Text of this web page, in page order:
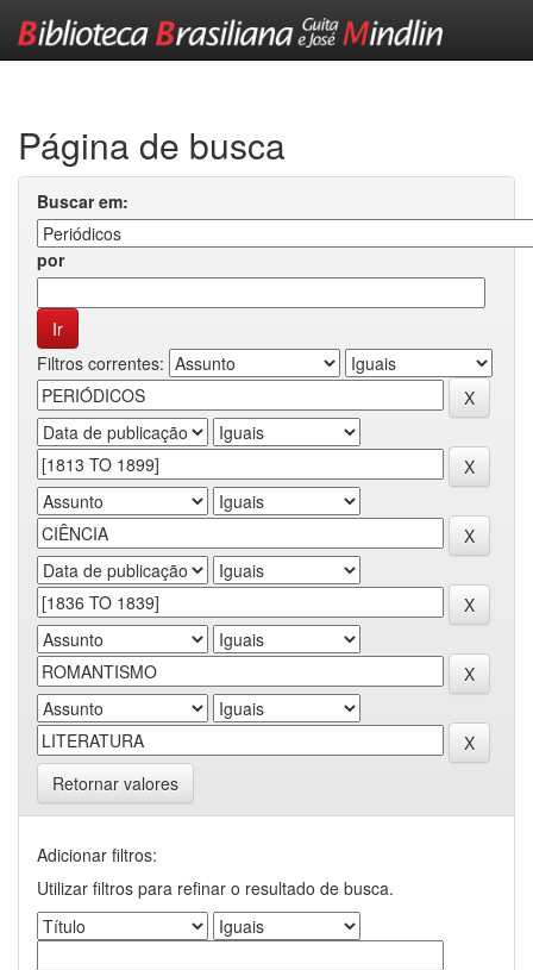
Página de busca
Buscar em:
por
Filtros correntes:
Retornar valores
Adicionar filtros:
Utilizar filtros para refinar o resultado de busca.